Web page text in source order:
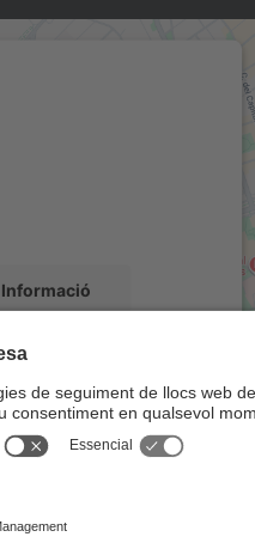
Informació
Usercentrics Consent
Platform
d'Enginyers de Camins, Canals i